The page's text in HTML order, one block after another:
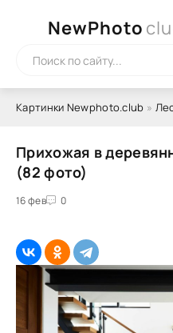
NewPhoto
Картинки Newphoto.club »
Прихожая в
(82 фото)
16 фев 0